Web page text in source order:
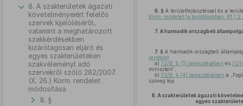
8. A szakterületek ágazati
követelményeiért felelős
szervek kijelöléséről,
valamint a meghatározott
szakkérdésekben
kizárólagosan eljáró és
egyes szakterületeken
szakvéleményt adó
szervekről szóló 282/2007.
(X. 26.) Korm. rendelet
módosítása
8. §
6. § A területfejlesztéssel és a
Korm. rendelet (a továbbiakban: R1.)
7. A harmadik országbeli
7. § A harmadik országbeli
rendelet
a) 72/B. § (1) bekezdésében és72/
minisztert”,
b) 72/B. § (4) bekezdésében a
szöveg lép.
8. A szakterületek ágazati
egyes